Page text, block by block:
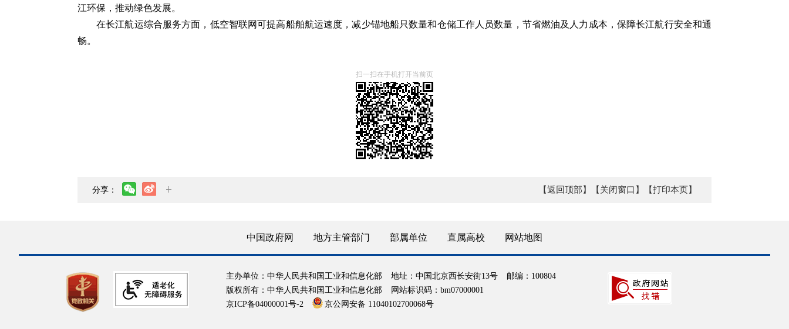
江环保，推动绿色发展。
在长江航运综合服务方面，低空智联网可提高船舶航运速度，减少锚地船只数量和仓储工作人员数量，节省燃油及人力成本，保障长江航行安全和通
畅。
扫一扫在手机打开当前页
分享： 【返回顶部】 【关闭窗口】 【打印本页】
中国政府网 地方主管部门 部属单位 直属高校 网站地图
主办单位：中华人民共和国工业和信息化部 地址：中国北京西长安街13号
邮编：100804
版权所有：中华人民共和国工业和信息化部
网站标识码：bm07000001
京ICP备04000001号-2
京公网安备 11040102700068号